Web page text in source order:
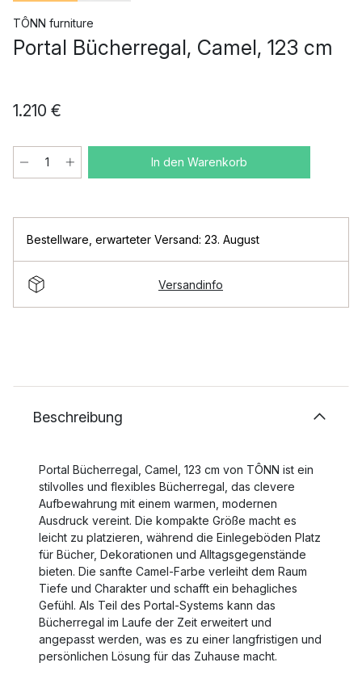
TÔNN furniture
Portal Bücherregal, Camel, 123 cm
1.210 €
In den Warenkorb
Bestellware erwarteter Versand: 23. August
Versandinfo
Beschreibung
Portal Bücherregal, Camel, 123 cm von TÔNN ist ein
stilvolles und flexibles Bücherregal, das clevere
Aufbewahrung mit einem warmen, modernen
Ausdruck vereint. Die kompakte Größe macht es
leicht zu platzieren, während die Einlegeböden Platz
für Bücher, Dekorationen und Alltagsgegenstände
bieten. Die sanfte Camel-Farbe verleiht dem Raum
Tiefe und Charakter und schafft ein behagliches
Gefühl. Als Teil des Portal-Systems kann das
Bücherregal im Laufe der Zeit erweitert und
angepasst werden, was es zu einer langfristigen und
persönlichen Lösung für das Zuhause macht.